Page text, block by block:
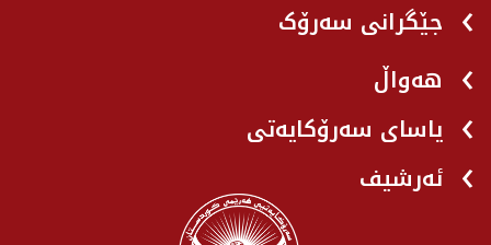
جێگرانی سه‌رۆک
هه‌واڵ
یاسای سەرۆکایەتی
ئەرشیف